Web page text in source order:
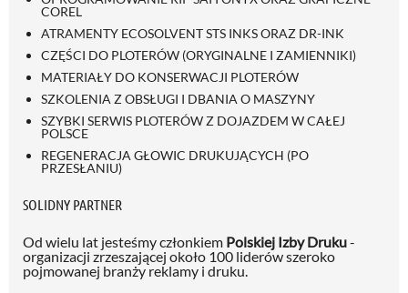
COREL
ATRAMENTY ECOSOLVENT STS INKS ORAZ DR-INK
CZĘŚCI DO PLOTERÓW (ORYGINALNE I ZAMIENNIKI)
MATERIAŁY DO KONSERWACJI PLOTERÓW
SZKOLENIA Z OBSŁUGI I DBANIA O MASZYNY
SZYBKI SERWIS PLOTERÓW Z DOJAZDEM W CAŁEJ
POLSCE
REGENERACJA GŁOWIC DRUKUJĄCYCH (PO
PRZESŁANIU)
SOLIDNY PARTNER
Od wielu lat jesteśmy członkiem Polskiej Izby Druku-
organizacji zrzeszającej około 100 liderów szeroko
pojmowanej branży reklamy i druku.